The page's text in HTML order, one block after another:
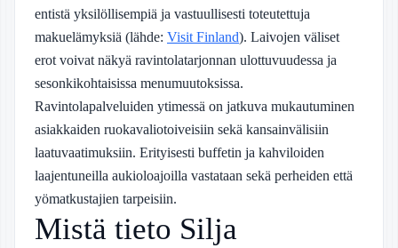
entistä yksilöllisempiä ja vastuullisesti toteutettuja
makuelämyksiä (lähde: Visit Finland). Laivojen väliset
erot voivat näkyä ravintolatarjonnan ulottuvuudessa ja
sesonkikohtaisissa menumuutoksissa.
Ravintolapalveluiden ytimessä on jatkuva mukautuminen
asiakkaiden ruokavaliotoiveisiin sekä kansainvälisiin
laatuvaatimuksiin. Erityisesti buffetin ja kahviloiden
laajentuneilla aukioloajoilla vastataan sekä perheiden että
yömatkustajien tarpeisiin.
Mistä tieto Silja